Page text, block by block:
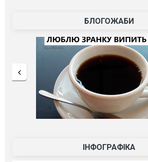
БЛОГОЖАБИ
ІНФОГРАФІКА